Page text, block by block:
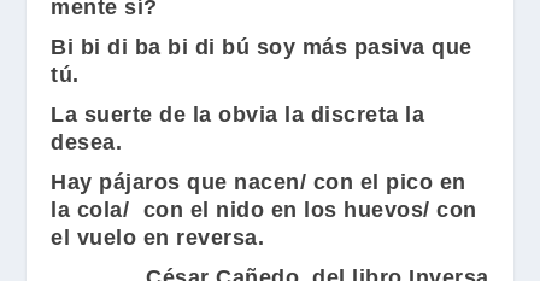
mente sí?
Bi bi di ba bi di bú soy más pasiva que
tú.
La suerte de la obvia la discreta la
desea.
Hay pájaros que nacen/ con el pico en
la cola/ con el nido en los huevos/ con
el vuelo en reversa.